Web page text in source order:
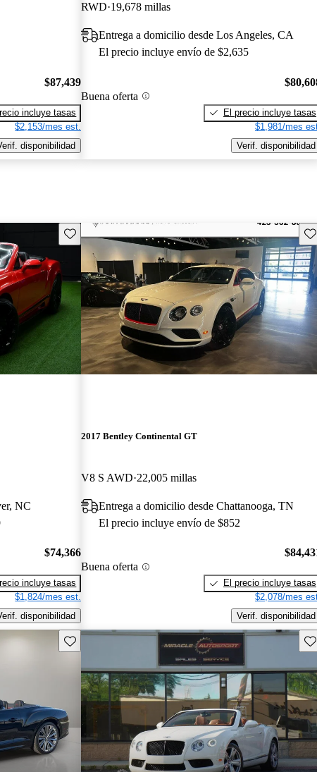
$87,439
incluye tasas
$2,153/mes est.
disponibilidad
RWD 19,678 millas
Entrega a domicilio desde Los Angeles, CA
El precio incluye envío de $2,635
Buena oferta
El precio incluye tasas
$1,981/mes
Verif. disponibilidad
Guarda este Aviso
NC
$74,366
incluye tasas
$1,824/mes est.
disponibilidad
2017 Bentley Continental GT
V8 S AWD 22,005 millas
Entrega a domicilio desde Chattanooga, TN
El precio incluye envío de $852
Buena oferta
El precio incluye tasas
$2,078/mes
Verif. disponibilidad
Guarda este Aviso